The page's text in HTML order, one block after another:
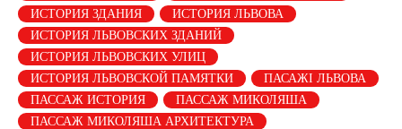
ИСТОРИЯ ЗДАНИЯ
ИСТОРИЯ ЛЬВОВА
ИСТОРИЯ ЛЬВОВСКИХ ЗДАНИЙ
ИСТОРИЯ ЛЬВОВСКИХ УЛИЦ
ИСТОРИЯ ЛЬВОВСКОЙ ПАМЯТКИ
ПАСАЖІ ЛЬВОВА
ПАССАЖ ИСТОРИЯ
ПАССАЖ МИКОЛЯША
ПАССАЖ МИКОЛЯША АРХИТЕКТУРА